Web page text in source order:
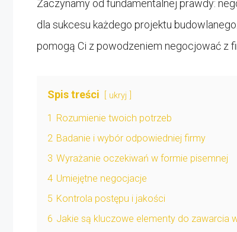
Zaczynamy od fundamentalnej prawdy:
dla sukcesu każdego projektu
pomogą Ci z powodzeniem negocjować z
Spis treści ukryj
1 Rozumienie twoich potrzeb
2 Badanie i wybór odpowiedniej firmy
3 Wyrażanie oczekiwań w formie pisemnej
4 Umiejętne negocjacje
5 Kontrola postępu i jakości
6 Jakie są kluczowe elementy do zawarcia